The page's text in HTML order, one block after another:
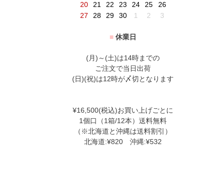
20
21 22 23 24 25
26
27
28 29 30 1 2 3
■ 休業日
(月)～(土)は14時までの
ご注文で当日出荷
(日)(祝)は12時が〆切となります
¥16,500(税込)お買い上げごとに
1個口（1箱/12本）送料無料
（※北海道と沖縄は送料割引）
北海道:¥820 沖縄:¥532